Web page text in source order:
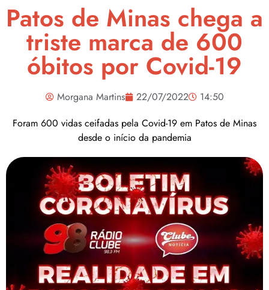
Patos de Minas chega a
triste marca de 600
óbitos por Covid-19
Morgana Martins 22/07/2022
14:50
Foram 600 vidas ceifadas pela Covid-19 em Patos de Minas
desde o início da pandemia